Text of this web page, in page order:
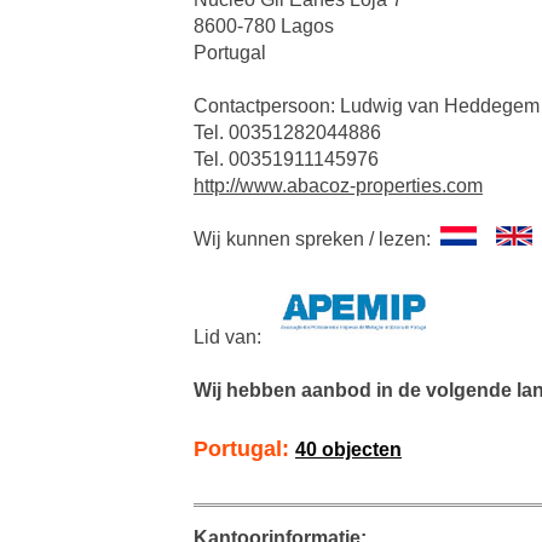
8600-780 Lagos
Portugal
Contactpersoon: Ludwig van Heddegem
Tel. 00351282044886
Tel. 00351911145976
http://www.abacoz-properties.com
Wij kunnen spreken / lezen:
Lid van:
Wij hebben aanbod in de volgende
Portugal: 40 objecten
Kantoorinformatie: